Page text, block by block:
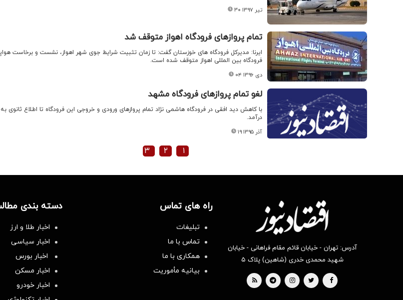
۳۰ تیر ۱۳۹۷
تمام پروازهای فرودگاه اهواز متوقف شد
ایرنا: مدیرکل فرودگاه های خوزستان گفت: تا زمان تثبیت شرایط جوی شهر اهواز، نشست و برخاست
فرودگاه بین المللی اهواز متوقف شده است.
۰۴ دی ۱۳۹۶
لغو تمام پروازهای فرودگاه مشهد
با کاهش دید افقی در فرودگاه هاشمی نژاد تمام پروازهای ورودی و خروجی این فرودگاه تا اطلاع ثانوی
درآمد.
۱۹ آذر ۱۳۹۵
۱ ۲ ۳
آدرس: تهران - خیابان قائم مقام فراهانی - خیابان
شهید محمدی خدری (شاهین) پلاک ۵
راه های تماس
تبلیغات
تماس با ما
همکاری با ما
بیانیه مأموریت
دسته بندی
اخبار طلا و ارز
اخبار سیاسی
اخبار بورس
اخبار مسکن
اخبار خودرو